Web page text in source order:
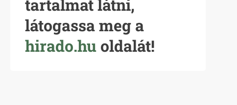
tartalmat látni,
látogassa meg a
hirado.hu oldalát!